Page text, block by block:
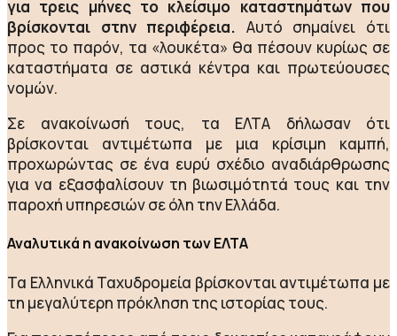
για τρεις μήνες το κλείσιμο καταστημάτων που
βρίσκονται στην περιφέρεια. Αυτό σημαίνει ότι
προς το παρόν, τα «λουκέτα» θα πέσουν κυρίως σε
καταστήματα σε αστικά κέντρα και πρωτεύουσες
νομών.
Σε ανακοίνωσή τους, τα ΕΛΤΑ δήλωσαν ότι
βρίσκονται αντιμέτωπα με μια κρίσιμη καμπή,
προχωρώντας σε ένα ευρύ σχέδιο αναδιάρθρωσης
για να εξασφαλίσουν τη βιωσιμότητά τους και την
παροχή υπηρεσιών σε όλη την Ελλάδα.
Αναλυτικά η ανακοίνωση των ΕΛΤΑ
Τα Ελληνικά Ταχυδρομεία βρίσκονται αντιμέτωπα με
τη μεγαλύτερη πρόκληση της ιστορίας τους.